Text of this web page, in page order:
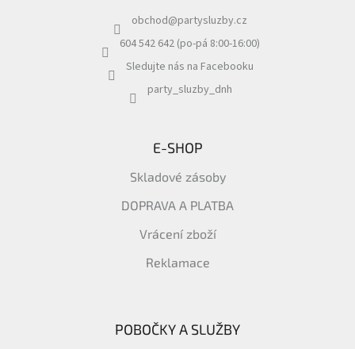
obchod@partysluzby.cz
604 542 642 (po-pá 8:00-16:00)
Sledujte nás na Facebooku
party_sluzby_dnh
E-SHOP
Skladové zásoby
DOPRAVA A PLATBA
Vrácení zboží
Reklamace
POBOČKY A SLUŽBY